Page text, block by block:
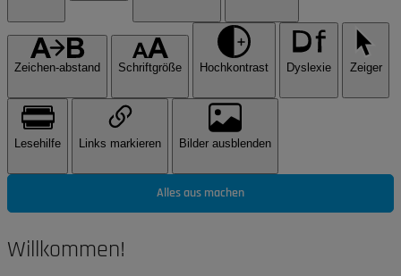
Zeichen-abstand Schriftgröße Hochkontrast Dyslexie Zeiger
Lesehilfe Links markieren Bilder ausblenden
Alles aus machen
Willkommen!